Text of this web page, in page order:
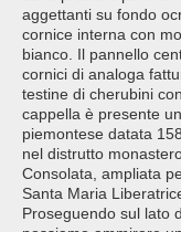
aggettanti su fondo
cornice interna con
bianco. Il pannello
cornici di analoga
testine di cherubini
cappella è presente
piemontese datata
nel distrutto
Consolata, ampliata
Santa Maria
Proseguendo sul lato